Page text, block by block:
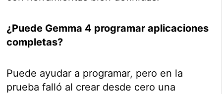
¿Puede Gemma 4 programar aplicaciones
completas?
Puede ayudar a programar, pero en la
prueba falló al crear desde cero una